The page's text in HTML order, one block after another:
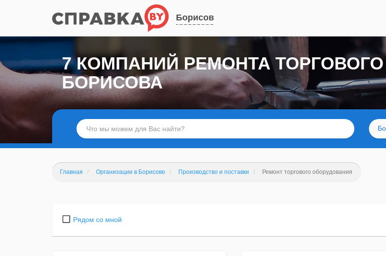
Борисов
7 КОМПАНИЙ РЕМОНТА
БОРИСОВА
Главная Организации в Борисове Производство и поставки Ремонт торгового оборудования
Рядом со мной